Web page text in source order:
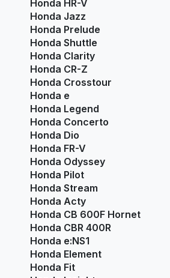
Honda HR-V
Honda Jazz
Honda Prelude
Honda Shuttle
Honda Clarity
Honda CR-Z
Honda Crosstour
Honda e
Honda Legend
Honda Concerto
Honda Dio
Honda FR-V
Honda Odyssey
Honda Pilot
Honda Stream
Honda Acty
Honda CB 600F Hornet
Honda CBR 400R
Honda e:NS1
Honda Element
Honda Fit